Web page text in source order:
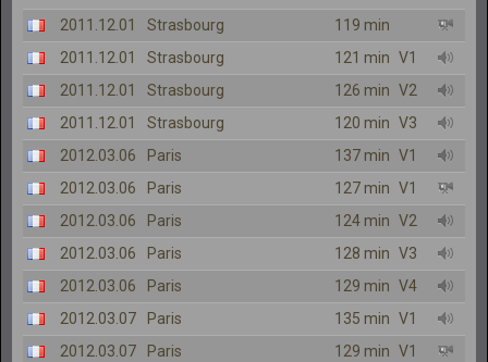
2011.12.01
Strasbourg
119 min
2011.12.01
Strasbourg 121 min V1
2011.12.01
Strasbourg 126 min V2
2011.12.01
Strasbourg 120 min V3
2012.03.06
Paris 137 min V1
2012.03.06
Paris 127 min V1
2012.03.06
Paris 124 min V2
2012.03.06
Paris 128 min V3
2012.03.06
Paris 129 min V4
2012.03.07
Paris 135 min V1
2012.03.07
Paris 129 min V1